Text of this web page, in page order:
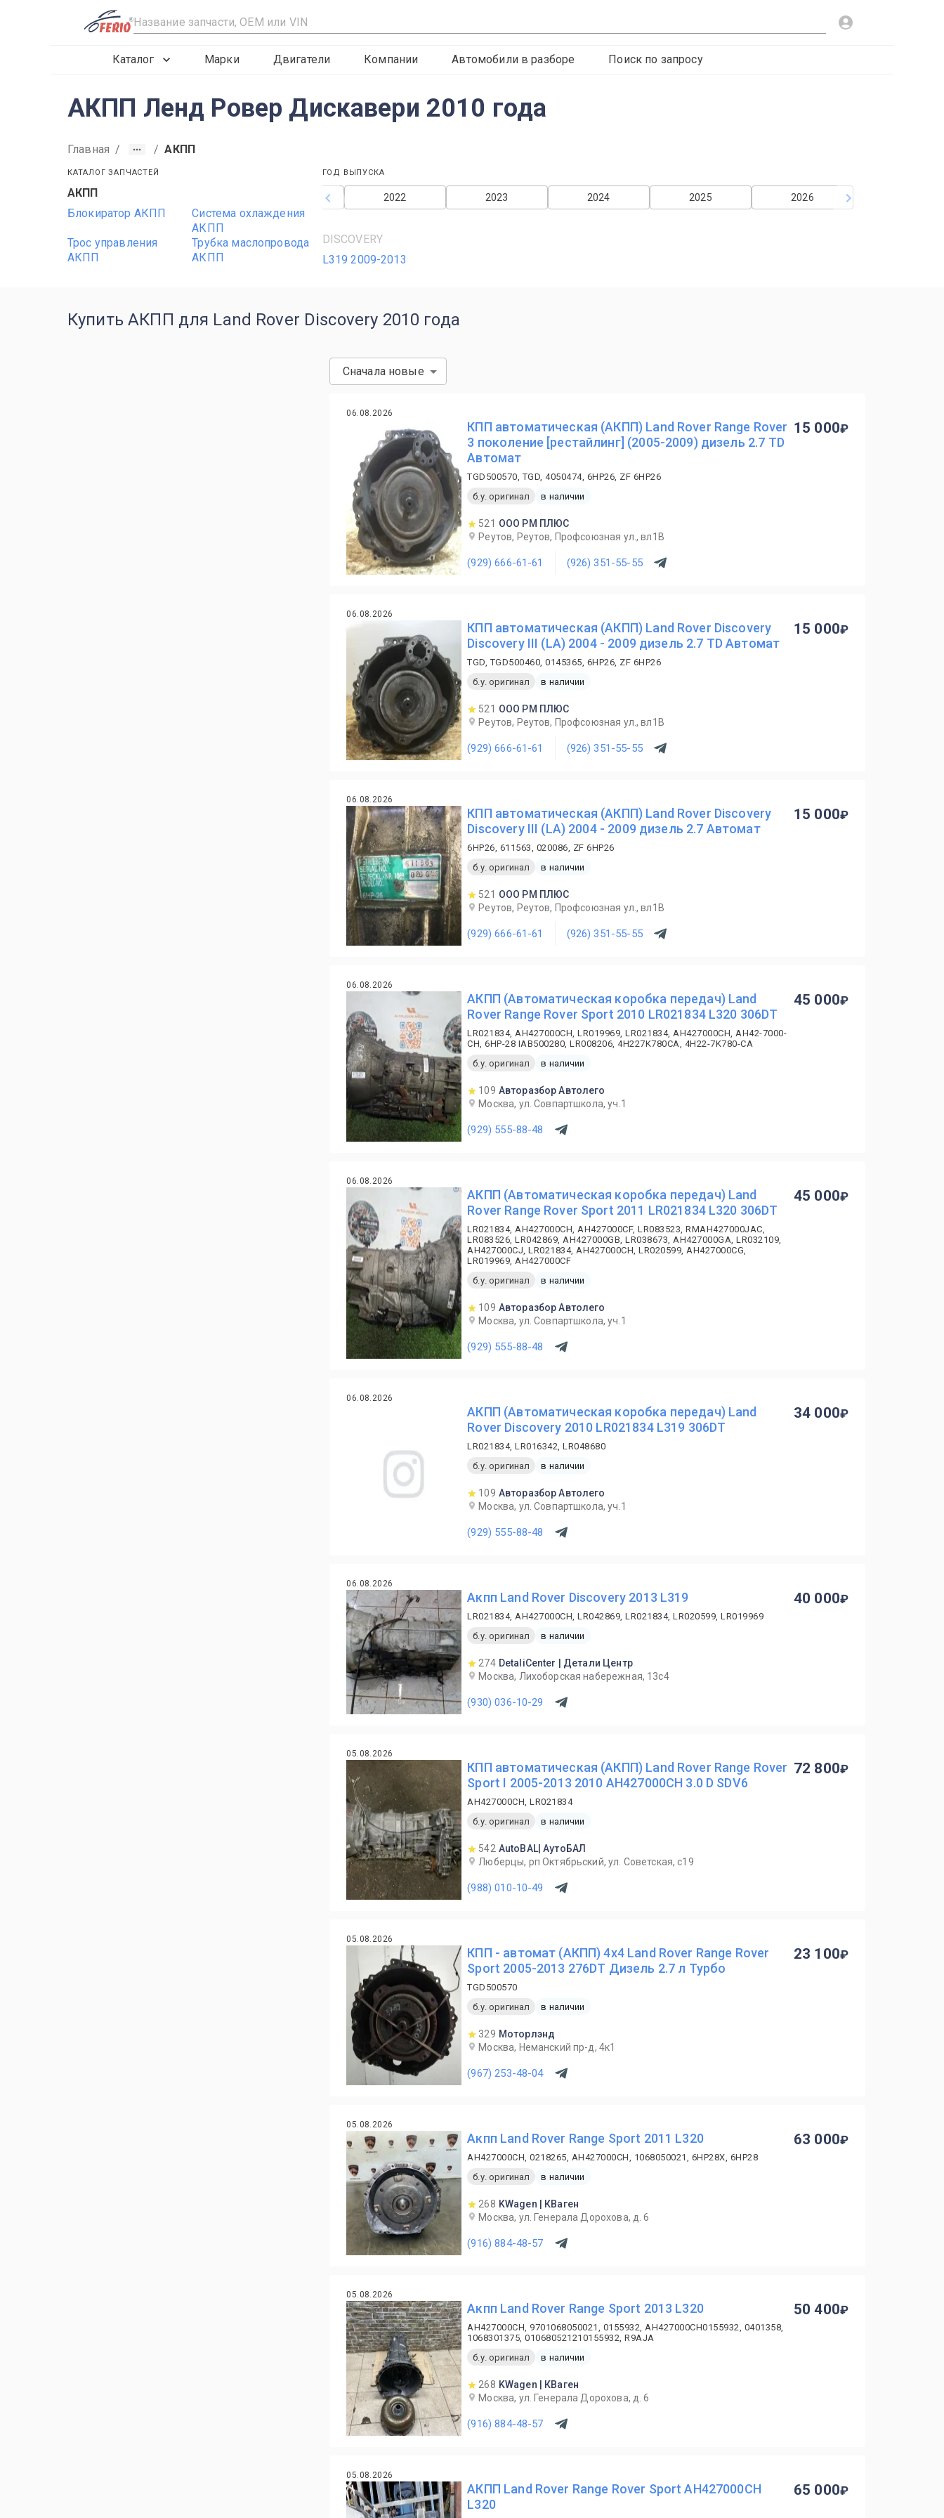
R
Каталог Марки Двигатели Компании Автомобили в разборе Поиск по запросу
АКПП Ленд Ровер Дискавери 2010 года
Главная / / АКПП
КАТАЛОГ ЗАПЧАСТЕЙ
АКПП
Блокиратор АКПП
Система охлаждения
АКПП
Трос управления
АКПП
Трубка маслопровода
АКПП
ГОД ВЫПУСКА
2026
2025
2024
2023
2022
2019
DISCOVERY
L319 2009-2013
Купить АКПП для Land Rover Discovery 2010 года
Сначала новые
06.08.2026
КПП автоматическая (АКПП) Land Rover Range Rover
3 поколение [рестайлинг] (2005-2009) дизель 2.7 TD
Автомат
TGD500570, TGD, 4050474, 6HP26, ZF 6HP26
б.у. оригинал
в наличии
521 ООО РМ ПЛЮС
Реутов, Реутов, Профсоюзная ул., вл1В
(929) 666-61-61 (926) 351-55-55
15 000
06.08.2026
КПП автоматическая (АКПП) Land Rover Discovery
Discovery III (LA) 2004 - 2009 дизель 2.7 TD Автомат
TGD, TGD500460, 0145365, 6HP26, ZF 6HP26
б.у. оригинал
в наличии
521 ООО РМ ПЛЮС
Реутов, Реутов, Профсоюзная ул., вл1В
(929) 666-61-61 (926) 351-55-55
15 000
06.08.2026
КПП автоматическая (АКПП) Land Rover Discovery
Discovery III (LA) 2004 - 2009 дизель 2.7 Автомат
6HP26, 611563, 020086, ZF 6HP26
б.у. оригинал
в наличии
521 ООО РМ ПЛЮС
Реутов, Реутов, Профсоюзная ул., вл1В
(929) 666-61-61 (926) 351-55-55
15 000
06.08.2026
АКПП (Автоматическая коробка передач) Land
Rover Range Rover Sport 2010 LR021834 L320 306DT
LR021834, AH427000CH, LR019969, LR021834, AH427000CH, AH42-7000-
CH, 6HP-28 IAB500280, LR008206, 4H227K780CA, 4H22-7K780-CA
б.у. оригинал
в наличии
109 Авторазбор Автолего
Москва, ул. Совпартшкола, уч.1
(929) 555-88-48
45 000
06.08.2026
АКПП (Автоматическая коробка передач) Land
Rover Range Rover Sport 2011 LR021834 L320 306DT
LR021834, AH427000CH, AH427000CF, LR083523, RMAH427000JAC,
LR083526, LR042869, AH427000GB, LR038673, AH427000GA, LR032109,
AH427000CJ, LR021834, AH427000CH, LR020599, AH427000CG,
LR019969, AH427000CF
б.у. оригинал
в наличии
109 Авторазбор Автолего
Москва, ул. Совпартшкола, уч.1
(929) 555-88-48
45 000
06.08.2026
АКПП (Автоматическая коробка передач) Land
Rover Discovery 2010 LR021834 L319 306DT
LR021834, LR016342, LR048680
б.у. оригинал
в наличии
109 Авторазбор Автолего
Москва, ул. Совпартшкола, уч.1
(929) 555-88-48
34 000
06.08.2026
Акпп Land Rover Discovery 2013 L319
LR021834, AH427000CH, LR042869, LR021834, LR020599, LR019969
б.у. оригинал
в наличии
274 DetaliCenter | Детали Центр
Москва, Лихоборская набережная, 13с4
(930) 036-10-29
40 000
05.08.2026
КПП автоматическая (АКПП) Land Rover Range Rover
Sport I 2005-2013 2010 AH427000CH 3.0 D SDV6
AH427000CH, LR021834
б.у. оригинал
в наличии
542 AutoBAL| АутоБАЛ
Люберцы, рп Октябрьский, ул. Советская, с19
(988) 010-10-49
72 800
05.08.2026
КПП - автомат (АКПП) 4х4 Land Rover Range Rover
Sport 2005-2013 276DT Дизель 2.7 л Турбо
TGD500570
б.у. оригинал
в наличии
329 Моторлэнд
Москва, Неманский пр-д, 4к1
(967) 253-48-04
23 100
05.08.2026
Акпп Land Rover Range Sport 2011 L320
AH427000CH, 0218265, AH427000CH, 1068050021, 6HP28X, 6HP28
б.у. оригинал
в наличии
268 KWagen | КВаген
Москва, ул. Генерала Дорохова, д. 6
(916) 884-48-57
63 000
05.08.2026
Акпп Land Rover Range Sport 2013 L320
AH427000CH, 9701068050021, 0155932, AH427000CH0155932, 0401358,
1068301375, 010680521210155932, R9AJA
б.у. оригинал
в наличии
268 KWagen | КВаген
Москва, ул. Генерала Дорохова, д. 6
(916) 884-48-57
50 400
05.08.2026
АКПП Land Rover Range Rover Sport AH427000CH
L320
65 000